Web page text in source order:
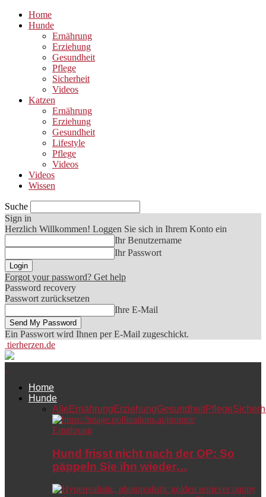
Home
Hunde
Ernährung
Erziehung
Gesundheit
Pflege
Sicherheit
Videos
Katzen
Ernährung
Erziehung
Gesundheit
Lifestyle
Pflege
Videos
Videos
Wissen
Suche
Sign in
Herzlich Willkommen! Loggen Sie sich in Ihrem Konto ein
Ihr Benutzername
Ihr Passwort
Forgot your password? Get help
Password recovery
Passwort zurücksetzen
Ihre E-Mail
Ein Passwort wird Ihnen per E-Mail zugeschickt.
tierherzen.de
Home
Hunde
Alle Ernährung ErziehungGesundheitPflege
Ernährung
Hund frisst nicht nach der OP: So
päppeln Sie ihn wieder…